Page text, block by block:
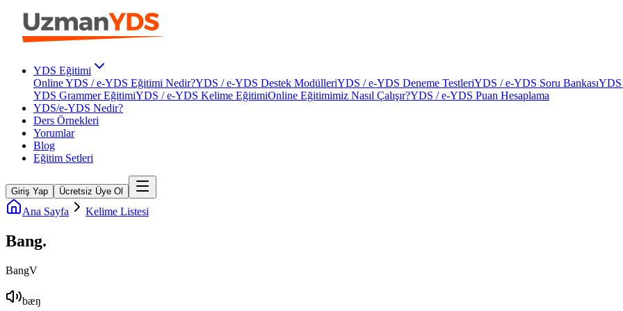
YDS Eğitimi
Online YDS / e-YDS Eğitimi Nedir?YDS / e-YDS Destek ModülleriYDS / e-YDS Deneme TestleriYDS / e-YDS Soru BankasıYDS
YDS Grammer EğitimiYDS / e-YDS Kelime EğitimiOnline Eğitimimiz Nasıl Çalışır?YDS / e-YDS Puan Hesaplama
YDS/e-YDS Nedir?
Ders Örnekleri
Yorumlar
Blog
Eğitim Setleri
Giriş Yap Ücretsiz Üye Ol
Ana Sayfa Kelime Listesi
Bang.
BangV
bæŋ